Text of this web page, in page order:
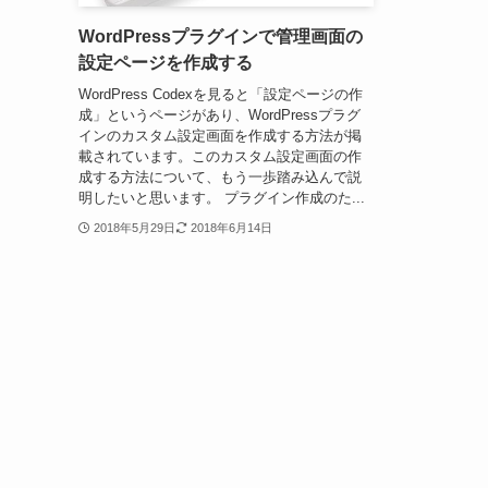
WordPressプラグインで管理画面の
設定ページを作成する
WordPress Codexを見ると「設定ページの作
成」というページがあり、WordPressプラグ
インのカスタム設定画面を作成する方法が掲
載されています。このカスタム設定画面の作
成する方法について、もう一歩踏み込んで説
明したいと思います。 プラグイン作成のた...
2018年5月29日 2018年6月14日